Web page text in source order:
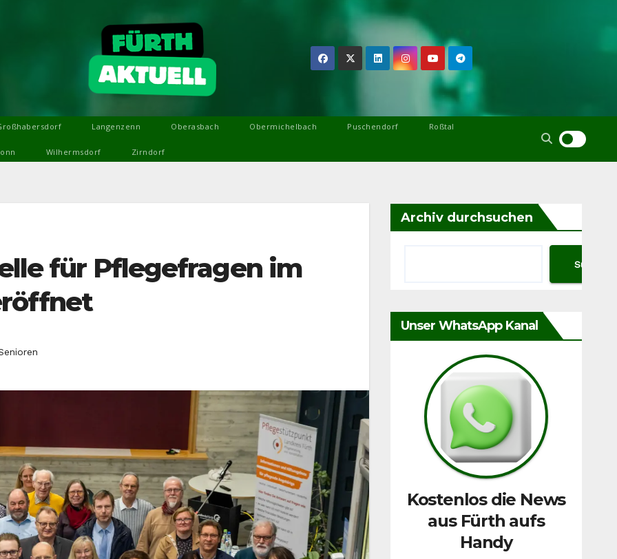
Langenzenn Oberasbach Obermichelbach Puschendorf Roßtal
Wilhermsdorf Zirndorf
für Pflegefragen im
Archiv durchsuchen
Suchen
Unser WhatsApp Kanal
Kostenlos die News
aus Fürth aufs
Handy